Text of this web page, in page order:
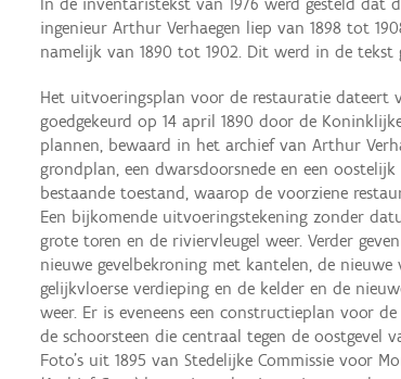
ingenieur Arthur Verhaegen liep van 1898 tot
namelijk van 1890 tot 1902. Dit werd in de tekst
Het uitvoeringsplan voor de restauratie dateert
goedgekeurd op 14 april 1890 door de
plannen, bewaard in het archief van Arthur
grondplan, een dwarsdoorsnede en een
bestaande toestand, waarop de voorziene
Een bijkomende uitvoeringstekening zonder
grote toren en de riviervleugel weer. Verder
nieuwe gevelbekroning met kantelen, de nieuwe
gelijkvloerse verdieping en de kelder en de
weer. Er is eveneens een constructieplan voor
de schoorsteen die centraal tegen de oostgevel
Foto's uit 1895 van Stedelijke Commissie voor